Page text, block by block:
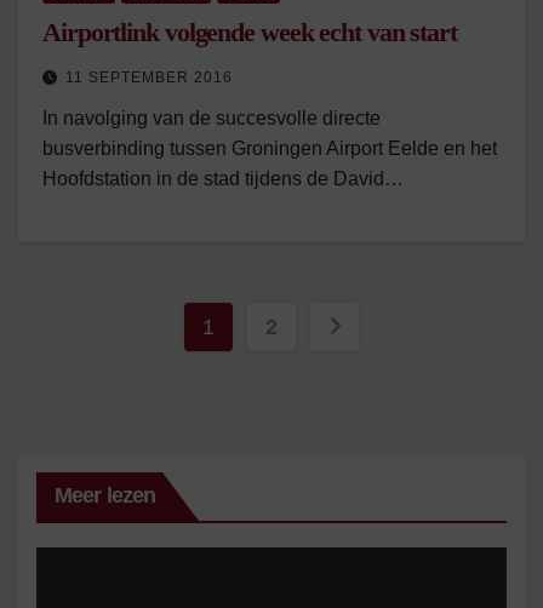
Airportlink volgende week echt van start
11 SEPTEMBER 2016
In navolging van de succesvolle directe
busverbinding tussen Groningen Airport Eelde en het
Hoofdstation in de stad tijdens de David…
Berichten
1 2
Meer lezen